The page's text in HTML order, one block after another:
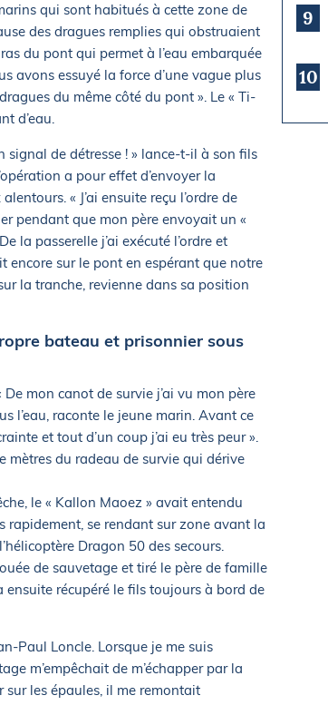
qui sont habitués à cette zone de
des dragues remplies qui obstruaient
du pont qui permet à l’eau embarquée
avons essuyé la force d’une vague plus
du même côté du pont ». Le « Ti-
d’eau.
signal de détresse ! » lance-t-il à son fils
a pour effet d’envoyer la
« J’ai ensuite reçu l’ordre de
pendant que mon père envoyait un «
la passerelle j’ai exécuté l’ordre et
encore sur le pont en espérant que notre
la tranche, revienne dans sa position
bateau et prisonnier sous
mon canot de survie j’ai vu mon père
l’eau, raconte le jeune marin. Avant ce
et tout d’un coup j’ai eu très peur ».
mètres du radeau de survie qui dérive
le « Kallon Maoez » avait entendu
rapidement, se rendant sur zone avant la
Dragon 50 des secours.
de sauvetage et tiré le père de famille
ensuite récupéré le fils toujours à bord de
Paul Loncle. Lorsque je me suis
m’empêchait de m’échapper par la
sur les épaules, il me remontait
9
10